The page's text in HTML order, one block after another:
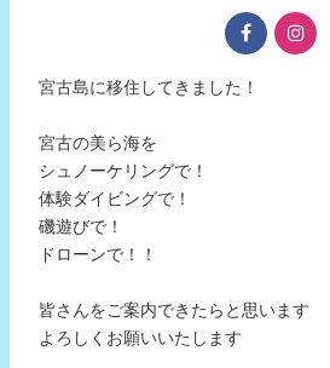
宮古島に移住してきました！
宮古の美ら海を
シュノーケリングで！
体験ダイビングで！
磯遊びで！
ドローンで！！
皆さんをご案内できたらと思います
よろしくお願いいたします